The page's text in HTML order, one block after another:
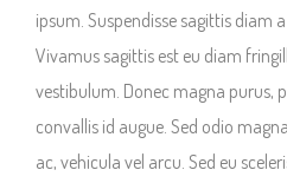
ipsum. Suspendisse sagittis diam
Vivamus sagittis est eu diam
vestibulum. Donec magna purus,
convallis id augue. Sed odio
ac, vehicula vel arcu. Sed eu